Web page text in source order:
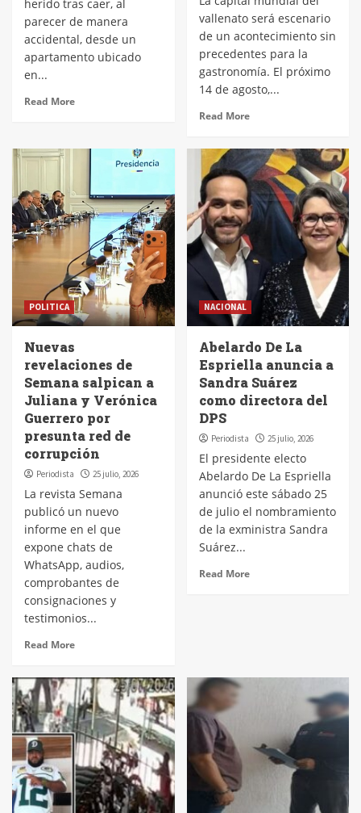
herido tras caer, al
parecer de manera
accidental, desde un
apartamento ubicado
en...
Read More
vallenato será escenario
de un acontecimiento sin
precedentes para la
gastronomía. El próximo
14 de agosto,...
Read More
POLITICA
Nuevas
revelaciones de
Semana salpican a
Juliana y Verónica
Guerrero por
presunta red de
corrupción
Periodista 25 julio, 2026
La revista Semana
publicó un nuevo
informe en el que
expone chats de
WhatsApp, audios,
comprobantes de
consignaciones y
testimonios...
Read More
NACIONAL
Abelardo De La
Espriella anuncia a
Sandra Suárez
como directora del
DPS
Periodista 25 julio, 2026
El presidente electo
Abelardo De La Espriella
anunció este sábado 25
de julio el nombramiento
de la exministra Sandra
Suárez...
Read More